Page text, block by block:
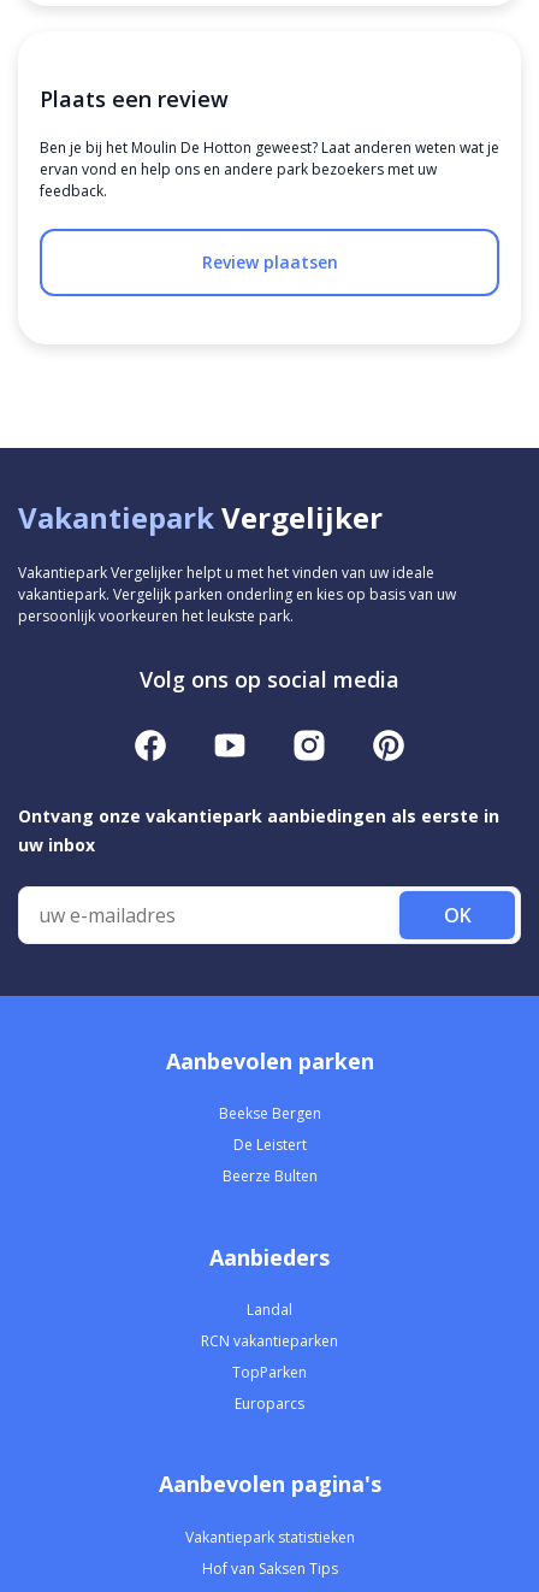
Plaats een review
Ben je bij het Moulin De Hotton geweest? Laat anderen weten wat je
ervan vond en help ons en andere park bezoekers met uw
feedback.
Review plaatsen
VakantieparkVergelijker
Vakantiepark Vergelijker helpt u met het vinden van uw ideale
vakantiepark. Vergelijk parken onderling en kies op basis van uw
persoonlijk voorkeuren het leukste park.
Volg ons op social media
Ontvang onze vakantiepark aanbiedingen als eerste in
uw inbox
OK
Aanbevolen parken
Beekse Bergen
De Leistert
Beerze Bulten
Aanbieders
Landal
RCN vakantieparken
TopParken
Europarcs
Aanbevolen pagina's
Vakantiepark statistieken
Hof van Saksen Tips